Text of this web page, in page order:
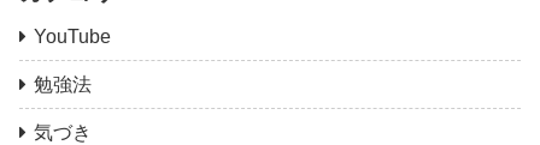
YouTube
勉強法
気づき